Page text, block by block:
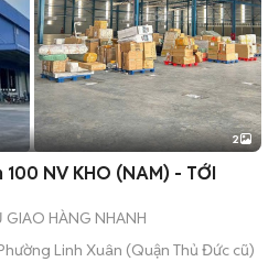
2
100 NV KHO (NAM) - TỚI
GIAO HÀNG NHANH
Linh Xuân (Quận Thủ Đức cũ)